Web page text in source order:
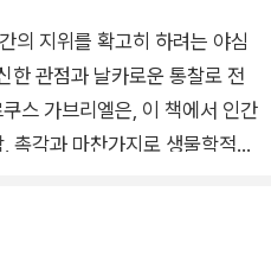
의 지위를 확고히 하려는 야심
한 관점과 날카로운 통찰로 전
스 가브리엘은, 이 책에서 인간
촉각과 마찬가지로 생물학적
할 수 있는 감각〉, 곧 세계와
각감각은 진화의 산물이며 우